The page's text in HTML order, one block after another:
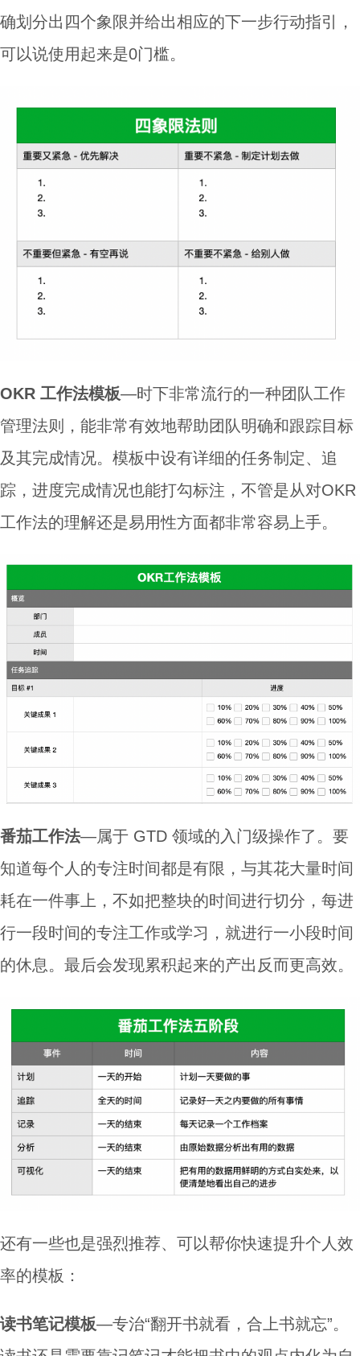
确划分出四个象限并给出相应的下一步行动指引，
可以说使用起来是0门槛。
OKR 工作法模板—时下非常流行的一种团队工作
管理法则，能非常有效地帮助团队明确和跟踪目标
及其完成情况。模板中设有详细的任务制定、追
踪，进度完成情况也能打勾标注，不管是从对OKR
工作法的理解还是易用性方面都非常容易上手。
番茄工作法—属于 GTD 领域的入门级操作了。要
知道每个人的专注时间都是有限，与其花大量时间
耗在一件事上，不如把整块的时间进行切分，每进
行一段时间的专注工作或学习，就进行一小段时间
的休息。最后会发现累积起来的产出反而更高效。
还有一些也是强烈推荐、可以帮你快速提升个人效
率的模板：
读书笔记模板—专治“翻开书就看，合上书就忘”。